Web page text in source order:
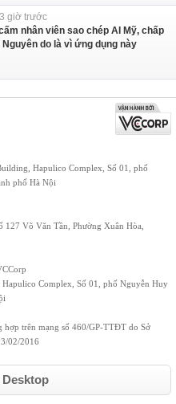
giờ trước
nhân viên sao chép AI Mỹ, chấp
do là vì ứng dụng này
Hapulico Complex, Số 01, phố
phố Hà Nội
127 Võ Văn Tần, Phường Xuân Hòa,
Complex, Số 01, phố Nguyễn Huy
trên mạng số 460/GP-TTĐT do Sở
02/2016
Desktop